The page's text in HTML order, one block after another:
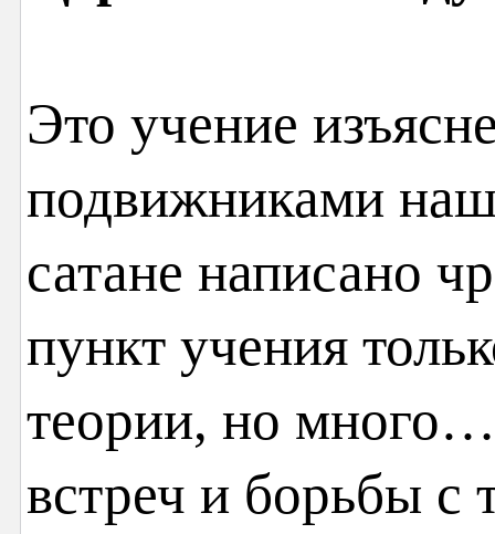
Это учение
подвижниками
сатане написано
пункт учения
теории, но
встреч и борьбы